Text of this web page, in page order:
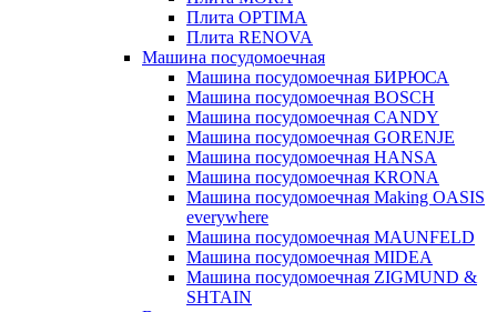
Плита OPTIMA
Плита RENOVA
Машина посудомоечная
Машина посудомоечная БИРЮСА
Машина посудомоечная BOSCH
Машина посудомоечная CANDY
Машина посудомоечная GORENJE
Машина посудомоечная HANSA
Машина посудомоечная KRONA
Машина посудомоечная Making OASIS
everywhere
Машина посудомоечная MAUNFELD
Машина посудомоечная MIDEA
Машина посудомоечная ZIGMUND &
SHTAIN